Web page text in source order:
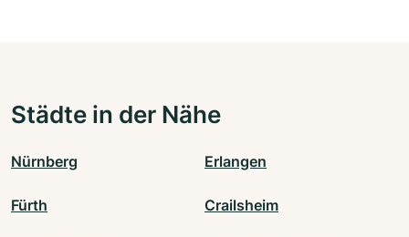
Städte in der Nähe
Nürnberg Erlangen
Fürth Crailsheim